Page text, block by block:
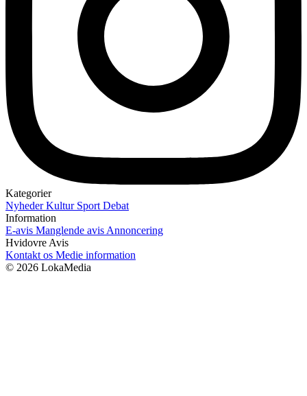
Kategorier
NyhederKultur Sport Debat
Information
E-avis Manglende avis Annoncering
Hvidovre Avis
Kontakt os Medie information
© 2026 LokaMedia